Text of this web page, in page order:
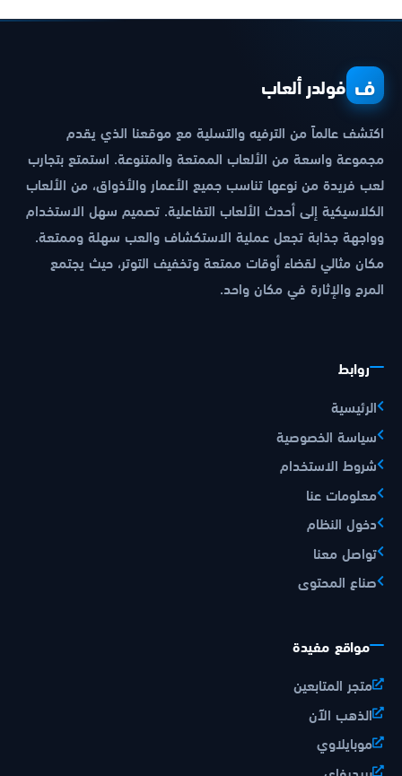
ف فولدر ألعاب
اكتشف عالماً من الترفيه والتسلية مع موقعنا الذي يقدم
مجموعة واسعة من الألعاب الممتعة والمتنوعة. استمتع بتجارب
لعب فريدة من نوعها تناسب جميع الأعمار والأذواق، من الألعاب
الكلاسيكية إلى أحدث الألعاب التفاعلية. تصميم سهل الاستخدام
وواجهة جذابة تجعل عملية الاستكشاف والعب سهلة وممتعة.
مكان مثالي لقضاء أوقات ممتعة وتخفيف التوتر، حيث يجتمع
المرح والإثارة في مكان واحد.
روابط
الرئيسية
سياسة الخصوصية
شروط الاستخدام
معلومات عنا
دخول النظام
تواصل معنا
صناع المحتوى
مواقع مفيدة
متجر المتابعين
الذهب الآن
موبايلاوي
بريديفاي